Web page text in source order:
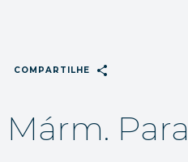
COMPARTILHE share
Márm.